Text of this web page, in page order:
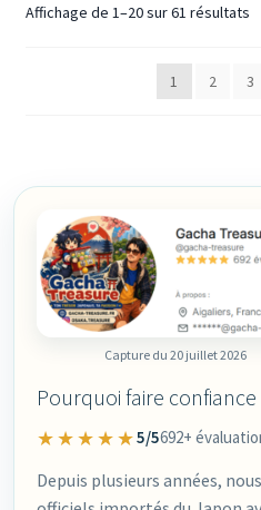
Affichage de 1–20 sur 61 résultats
1 2 3
Pourquoi faire confiance
★★★★★5/5692+
Depuis plusieurs années,
Capture du 20 juillet 2026